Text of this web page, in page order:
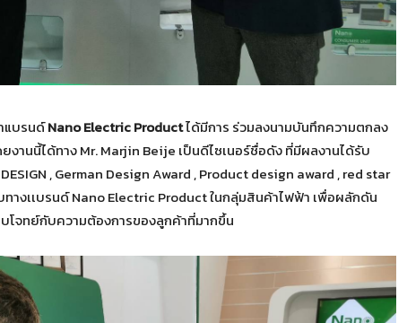
แบรนด์Nano Electric Productได้มีการ ร่วมลงนามบันทึกความตกลง
งานนี้ได้ทาง Mr. Marjin Beije เป็นดีไซเนอร์ชื่อดัง ที่มีผลงานได้รับ
, German Design Award , Product design award , red star
งเเบรนด์ Nano Electric Product ในกลุ่มสินค้าไฟฟ้า เพื่อผลักดัน
จทย์กับความต้องการของลูกค้าที่มากขึ้น